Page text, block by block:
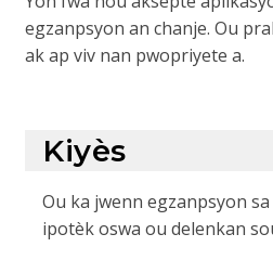
egzanpsyon an chanje. Ou
ak ap viv nan pwopriyete a.
Kiyès
Ou ka jwenn egzanpsyon
ipotèk oswa ou delenkan